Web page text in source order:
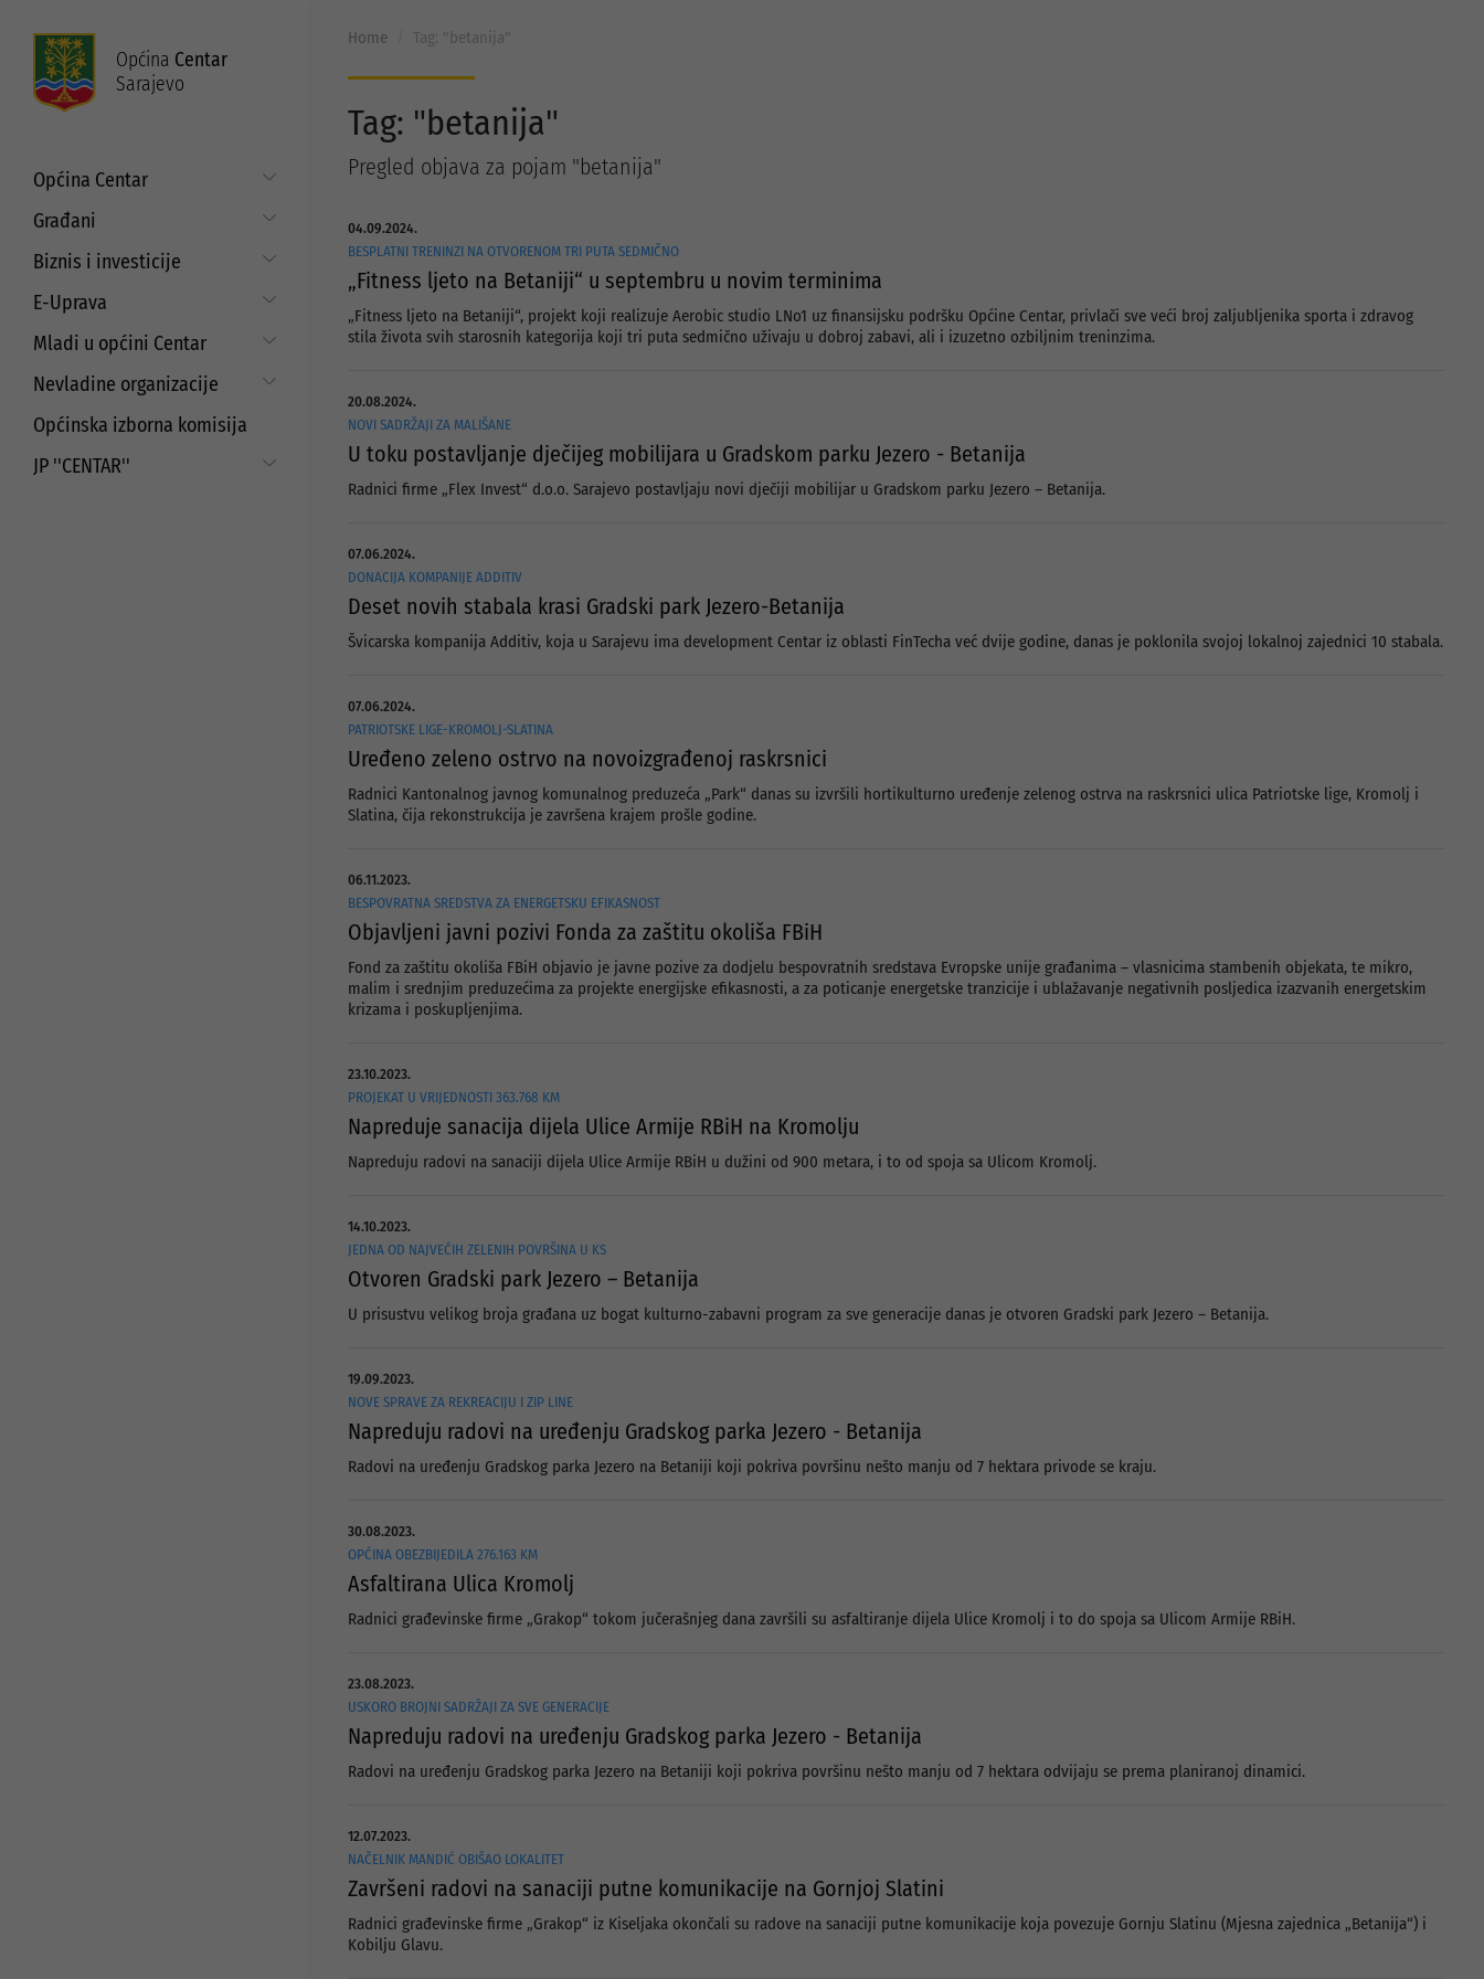
Općina Centar
Sarajevo
Općina Centar
Općinski načelnik
Zakoni i propisi
ISO standardi
Budžet
Građani
Put do prava
Mjesne zajednice
Servisne informacije
Najam i korištenje općinskih
Biznis i investicije
Digitalizacija poslovanja
unaprjeđenje poduzetništva
Refundacija troškova certificiranja
Aktuelni projekti
Strateški dokumenti
E-Uprava
Moj Centar
Mladi u općini Centar
Strategija prema mladima
Javni poziv za dodjelu sredstava za
aktivizam mladih
Nevladine organizacije
Saradnja sa nevladinim
organizacijama
Javni pozivi i konkursi
Općinska izborna komisija
JP ''CENTAR''
Home Tag: "betanija"
Tag: "betanija"
Pregled objava za pojam "betanija"
04.09.2024.
BESPLATNI TRENINZI NA OTVORENOM TRI PUTA SEDMIČNO
„Fitness ljeto na Betaniji“ u septembru u novim terminima
„Fitness ljeto na Betaniji“, projekt koji realizuje Aerobic studio LNo1 uz finansijsku podršku Općine Centar, privlači sve veći broj zaljubljenika sporta i zdravog
stila života svih starosnih kategorija koji tri puta sedmično uživaju u dobroj zabavi, ali i izuzetno ozbiljnim treninzima.
20.08.2024.
NOVI SADRŽAJI ZA MALIŠANE
U toku postavljanje dječijeg mobilijara u Gradskom parku Jezero - Betanija
Radnici firme „Flex Invest“ d.o.o. Sarajevo postavljaju novi dječiji mobilijar u Gradskom parku Jezero – Betanija.
07.06.2024.
DONACIJA KOMPANIJE ADDITIV
Deset novih stabala krasi Gradski park Jezero-Betanija
Švicarska kompanija Additiv, koja u Sarajevu ima development Centar iz oblasti FinTecha već dvije godine, danas je poklonila svojoj lokalnoj zajednici 10 stabala.
07.06.2024.
PATRIOTSKE LIGE-KROMOLJ-SLATINA
Uređeno zeleno ostrvo na novoizgrađenoj raskrsnici
Radnici Kantonalnog javnog komunalnog preduzeća „Park“ danas su izvršili hortikulturno uređenje zelenog ostrva na raskrsnici ulica Patriotske lige, Kromolj i
Slatina, čija rekonstrukcija je završena krajem prošle godine.
06.11.2023.
BESPOVRATNA SREDSTVA ZA ENERGETSKU EFIKASNOST
Objavljeni javni pozivi Fonda za zaštitu okoliša FBiH
Fond za zaštitu okoliša FBiH objavio je javne pozive za dodjelu bespovratnih sredstava Evropske unije građanima – vlasnicima stambenih objekata, te mikro,
malim i srednjim preduzećima za projekte energijske efikasnosti, a za poticanje energetske tranzicije i ublažavanje negativnih posljedica izazvanih energetskim
krizama i poskupljenjima.
23.10.2023.
PROJEKAT U VRIJEDNOSTI 363.768 KM
Napreduje sanacija dijela Ulice Armije RBiH na Kromolju
Napreduju radovi na sanaciji dijela Ulice Armije RBiH u dužini od 900 metara, i to od spoja sa Ulicom Kromolj.
14.10.2023.
JEDNA OD NAJVEĆIH ZELENIH POVRŠINA U KS
Otvoren Gradski park Jezero – Betanija
U prisustvu velikog broja građana uz bogat kulturno-zabavni program za sve generacije danas je otvoren Gradski park Jezero – Betanija.
19.09.2023.
NOVE SPRAVE ZA REKREACIJU I ZIP LINE
Napreduju radovi na uređenju Gradskog parka Jezero - Betanija
Radovi na uređenju Gradskog parka Jezero na Betaniji koji pokriva površinu nešto manju od 7 hektara privode se kraju.
30.08.2023.
OPĆINA OBEZBIJEDILA 276.163 KM
Asfaltirana Ulica Kromolj
Radnici građevinske firme „Grakop“ tokom jučerašnjeg dana završili su asfaltiranje dijela Ulice Kromolj i to do spoja sa Ulicom Armije RBiH.
23.08.2023.
USKORO BROJNI SADRŽAJI ZA SVE GENERACIJE
Napreduju radovi na uređenju Gradskog parka Jezero - Betanija
Radovi na uređenju Gradskog parka Jezero na Betaniji koji pokriva površinu nešto manju od 7 hektara odvijaju se prema planiranoj dinamici.
12.07.2023.
NAČELNIK MANDIĆ OBIŠAO LOKALITET
Završeni radovi na sanaciji putne komunikacije na Gornjoj Slatini
Radnici građevinske firme „Grakop“ iz Kiseljaka okončali su radove na sanaciji putne komunikacije koja povezuje Gornju Slatinu (Mjesna zajednica „Betanija“) i
Kobilju Glavu.